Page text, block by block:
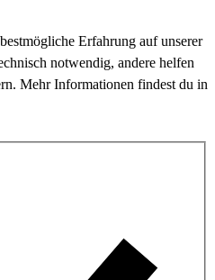
Erfahrung auf unserer
notwendig, andere helfen
Mehr Informationen findest du in